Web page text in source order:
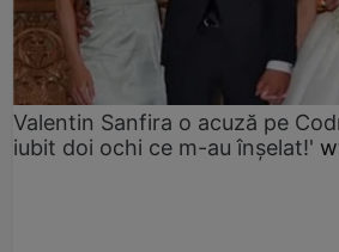
Valentin Sanfira o acuză pe
iubit doi ochi ce m-au înșelat!'